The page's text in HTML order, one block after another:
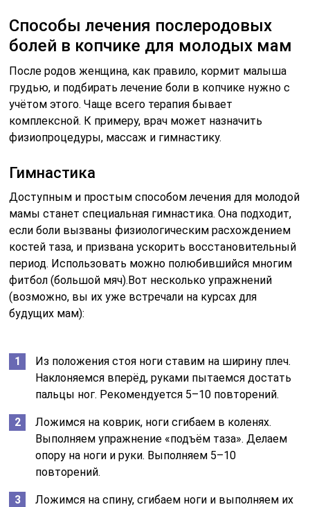
Способы лечения послеродовых
болей в копчике для молодых мам
После родов женщина, как правило, кормит малыша
грудью, и подбирать лечение боли в копчике нужно с
учётом этого. Чаще всего терапия бывает
комплексной. К примеру, врач может назначить
физиопроцедуры, массаж и гимнастику.
Гимнастика
Доступным и простым способом лечения для молодой
мамы станет специальная гимнастика. Она подходит,
если боли вызваны физиологическим расхождением
костей таза, и призвана ускорить восстановительный
период. Использовать можно полюбившийся многим
фитбол (большой мяч).Вот несколько упражнений
(возможно, вы их уже встречали на курсах для
будущих мам):
Из положения стоя ноги ставим на ширину плеч.
Наклоняемся вперёд, руками пытаемся достать
пальцы ног. Рекомендуется 5–10 повторений.
Ложимся на коврик, ноги сгибаем в коленях.
Выполняем упражнение «подъём таза». Делаем
опору на ноги и руки. Выполняем 5–10
повторений.
Ложимся на спину, сгибаем ноги и выполняем их